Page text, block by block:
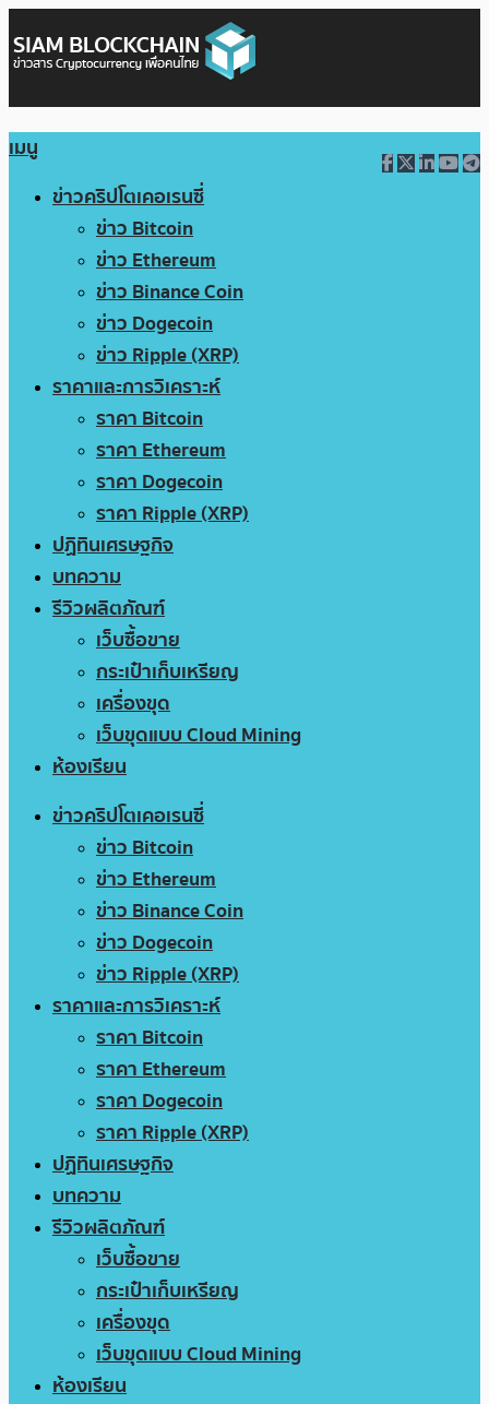
เมนู
ข่าวคริปโตเคอเรนซี่
ข่าว Bitcoin
ข่าว Ethereum
ข่าว Binance Coin
ข่าว Dogecoin
ข่าว Ripple (XRP)
ราคาและการวิเคราะห์
ราคา Bitcoin
ราคา Ethereum
ราคา Dogecoin
ราคา Ripple (XRP)
ปฏิทินเศรษฐกิจ
บทความ
รีวิวผลิตภัณฑ์
เว็บซื้อขาย
กระเป๋าเก็บเหรียญ
เครื่องขุด
เว็บขุดแบบ Cloud Mining
ห้องเรียน
ข่าวคริปโตเคอเรนซี่
ข่าว Bitcoin
ข่าว Ethereum
ข่าว Binance Coin
ข่าว Dogecoin
ข่าว Ripple (XRP)
ราคาและการวิเคราะห์
ราคา Bitcoin
ราคา Ethereum
ราคา Dogecoin
ราคา Ripple (XRP)
ปฏิทินเศรษฐกิจ
บทความ
รีวิวผลิตภัณฑ์
เว็บซื้อขาย
กระเป๋าเก็บเหรียญ
เครื่องขุด
เว็บขุดแบบ Cloud Mining
ห้องเรียน